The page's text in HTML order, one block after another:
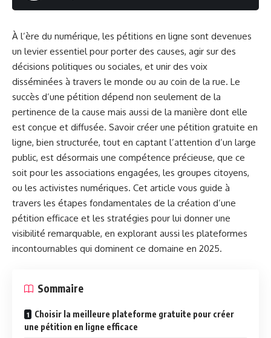
À l’ère du numérique, les pétitions en ligne sont devenues
un levier essentiel pour porter des causes, agir sur des
décisions politiques ou sociales, et unir des voix
disséminées à travers le monde ou au coin de la rue. Le
succès d’une pétition dépend non seulement de la
pertinence de la cause mais aussi de la manière dont elle
est conçue et diffusée. Savoir créer une pétition gratuite en
ligne, bien structurée, tout en captant l’attention d’un large
public, est désormais une compétence précieuse, que ce
soit pour les associations engagées, les groupes citoyens,
ou les activistes numériques. Cet article vous guide à
travers les étapes fondamentales de la création d’une
pétition efficace et les stratégies pour lui donner une
visibilité remarquable, en explorant aussi les plateformes
incontournables qui dominent ce domaine en 2025.
Sommaire
Choisir la meilleure plateforme gratuite pour créer
une pétition en ligne efficace